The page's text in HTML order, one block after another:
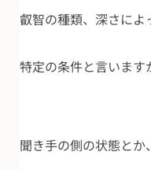
叡智の種類、深さによ
特定の条件と言います
聞き手の側の状態とか、